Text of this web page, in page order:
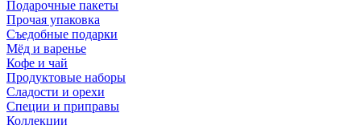
Подарочные пакеты
Прочая упаковка
Съедобные подарки
Мёд и варенье
Кофе и чай
Продуктовые наборы
Сладости и орехи
Специи и приправы
Коллекции